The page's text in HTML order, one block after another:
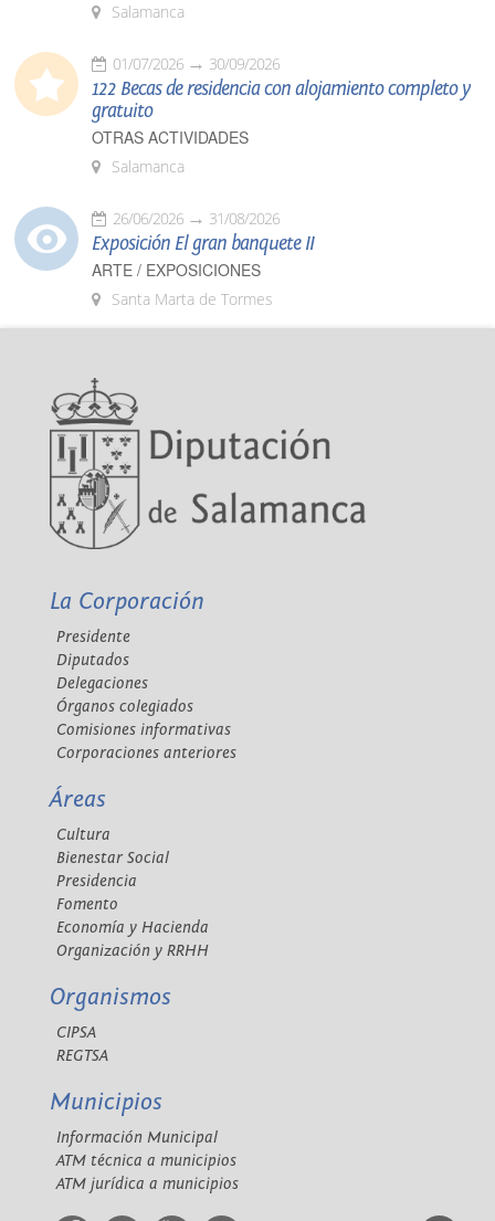
Salamanca
01/07/2026 30/09/2026
122 Becas de residencia con alojamiento completo y
gratuito
OTRAS ACTIVIDADES
Salamanca
26/06/2026 31/08/2026
Exposición El gran banquete II
ARTE / EXPOSICIONES
Santa Marta de Tormes
La Corporación
Presidente
Diputados
Delegaciones
Órganos colegiados
Comisiones informativas
Corporaciones anteriores
Áreas
Cultura
Bienestar Social
Presidencia
Fomento
Economía y Hacienda
Organización y RRHH
Organismos
CIPSA
REGTSA
Municipios
Información Municipal
ATM técnica a municipios
ATM jurídica a municipios